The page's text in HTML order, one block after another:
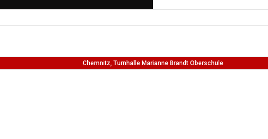
Chemnitz, Turnhalle Marianne Brandt Oberschule